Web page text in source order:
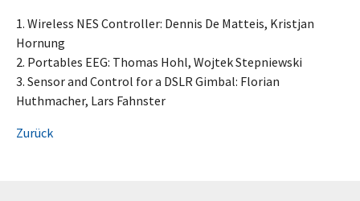
1. Wireless NES Controller: Dennis De Matteis, Kristjan
Hornung
2. Portables EEG: Thomas Hohl, Wojtek Stepniewski
3. Sensor and Control for a DSLR Gimbal: Florian
Huthmacher, Lars Fahnster
Zurück